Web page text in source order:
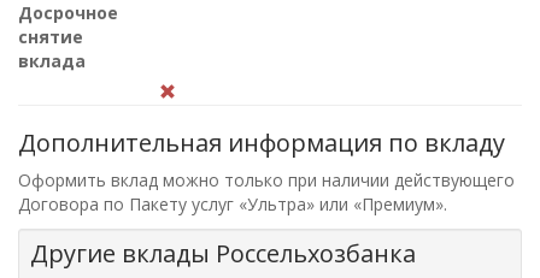
Досрочное
снятие
вклада
Дополнительная информация по вкладу
Оформить вклад можно только при наличии действующего
Договора по Пакету услуг «Ультра» или «Премиум».
Другие вклады Россельхозбанка